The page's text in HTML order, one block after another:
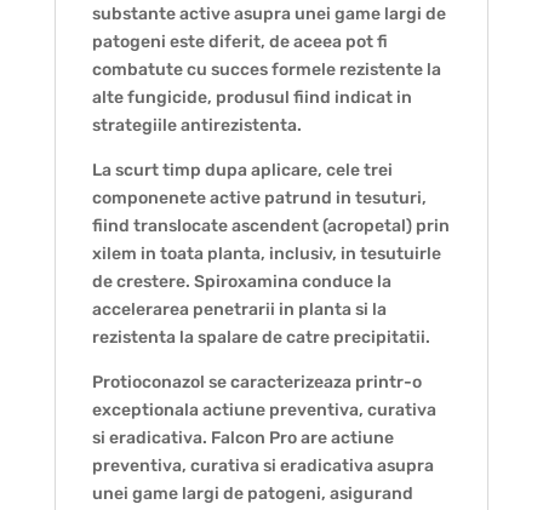
substante active asupra unei game largi de
patogeni este diferit, de aceea pot fi
combatute cu succes formele rezistente la
alte fungicide, produsul fiind indicat in
strategiile antirezistenta.
La scurt timp dupa aplicare, cele trei
componenete active patrund in tesuturi,
fiind translocate ascendent (acropetal) prin
xilem in toata planta, inclusiv, in tesutuirle
de crestere. Spiroxamina conduce la
accelerarea penetrarii in planta si la
rezistenta la spalare de catre precipitatii.
Protioconazol se caracterizeaza printr-o
exceptionala actiune preventiva, curativa
si eradicativa. Falcon Pro are actiune
preventiva, curativa si eradicativa asupra
unei game largi de patogeni, asigurand